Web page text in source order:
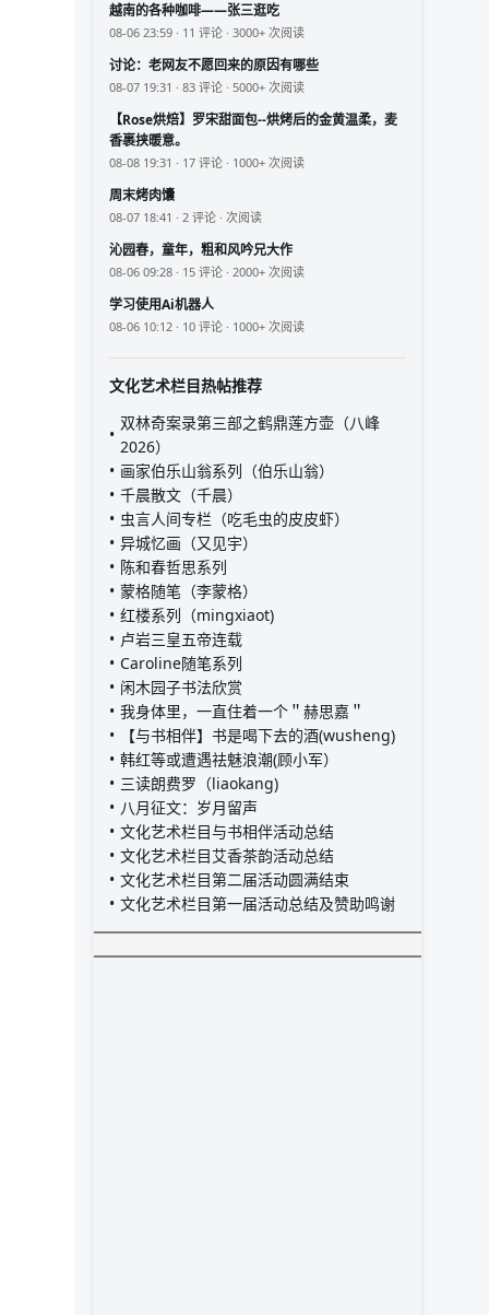
越南的各种咖啡——张三逛吃
08-06 23:59 · 11 评论 · 3000+ 次阅读
讨论：老网友不愿回来的原因有哪些
08-07 19:31 · 83 评论 · 5000+ 次阅读
【Rose烘焙】罗宋甜面包--烘烤后的金黄温柔，麦
香裹挟暖意。
08-08 19:31 · 17 评论 · 1000+ 次阅读
周末烤肉馕
08-07 18:41 · 2 评论 · 次阅读
沁园春，童年，粗和风吟兄大作
08-06 09:28 · 15 评论 · 2000+ 次阅读
学习使用Ai机器人
08-06 10:12 · 10 评论 · 1000+ 次阅读
文化艺术栏目热帖推荐
双林奇案录第三部之鹤鼎莲方壶（八峰
2026）
画家伯乐山翁系列（伯乐山翁）
千晨散文（千晨）
虫言人间专栏（吃毛虫的皮皮虾）
异城忆画（又见宇）
陈和春哲思系列
蒙格随笔（李蒙格）
红楼系列（mingxiaot)
卢岩三皇五帝连载
Caroline随笔系列
闲木园子书法欣赏
我身体里，一直住着一个＂赫思嘉＂
【与书相伴】书是喝下去的酒(wusheng)
韩红等或遭遇祛魅浪潮(顾小军）
三读朗费罗（liaokang)
八月征文：岁月留声
文化艺术栏目与书相伴活动总结
文化艺术栏目艾香茶韵活动总结
文化艺术栏目第二届活动圆满结束
文化艺术栏目第一届活动总结及赞助鸣谢